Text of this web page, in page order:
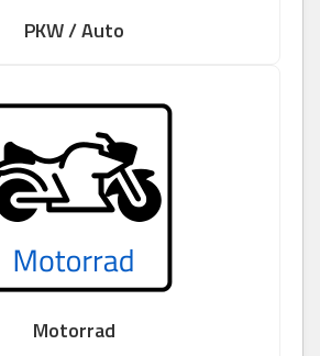
PKW / Auto
Motorrad